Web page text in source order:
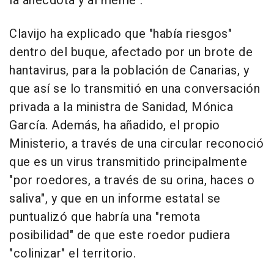
Clavijo ha explicado que "había riesgos"
dentro del buque, afectado por un brote de
hantavirus, para la población de Canarias, y
que así se lo transmitió en una conversación
privada a la ministra de Sanidad, Mónica
García. Además, ha añadido, el propio
Ministerio, a través de una circular reconoció
que es un virus transmitido principalmente
"por roedores, a través de su orina, haces o
saliva", y que en un informe estatal se
puntualizó que habría una "remota
posibilidad" de que este roedor pudiera
"colinizar" el territorio.